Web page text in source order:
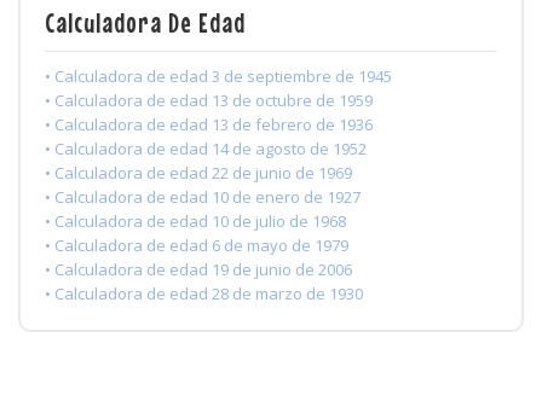
Calculadora De Edad
• Calculadora de edad 3 de septiembre de 1945
• Calculadora de edad 13 de octubre de 1959
• Calculadora de edad 13 de febrero de 1936
• Calculadora de edad 14 de agosto de 1952
• Calculadora de edad 22 de junio de 1969
• Calculadora de edad 10 de enero de 1927
• Calculadora de edad 10 de julio de 1968
• Calculadora de edad 6 de mayo de 1979
• Calculadora de edad 19 de junio de 2006
• Calculadora de edad 28 de marzo de 1930